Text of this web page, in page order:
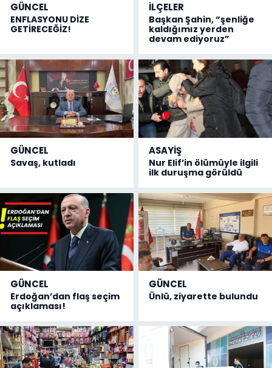
GÜNCEL
ENFLASYONU DİZE
GETİRECEĞİZ!
İLÇELER
Başkan Şahin, “şenliğe
kaldığımız yerden
devam ediyoruz”
GÜNCEL
Savaş, kutladı
ASAYİŞ
Nur Elif’in ölümüyle ilgili
ilk duruşma görüldü
GÜNCEL
Erdoğan’dan flaş seçim
açıklaması!
GÜNCEL
Ünlü, ziyarette bulundu